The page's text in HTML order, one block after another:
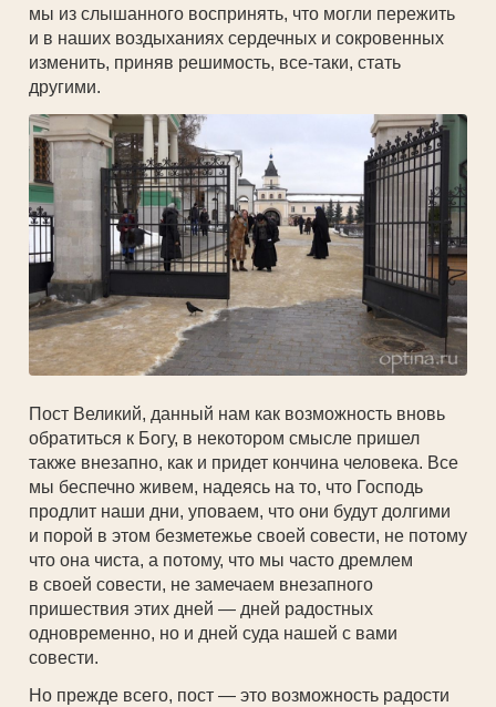
мы из слышанного воспринять, что могли пережить
и в наших воздыханиях сердечных и сокровенных
изменить, приняв решимость, все-таки, стать
другими.
Пост Великий, данный нам как возможность вновь
обратиться к Богу, в некотором смысле пришел
также внезапно, как и придет кончина человека. Все
мы беспечно живем, надеясь на то, что Господь
продлит наши дни, уповаем, что они будут долгими
и порой в этом безметежье своей совести, не потому
что она чиста, а потому, что мы часто дремлем
в своей совести, не замечаем внезапного
пришествия этих дней — дней радостных
одновременно, но и дней суда нашей с вами
совести.
Но прежде всего, пост — это возможность радости